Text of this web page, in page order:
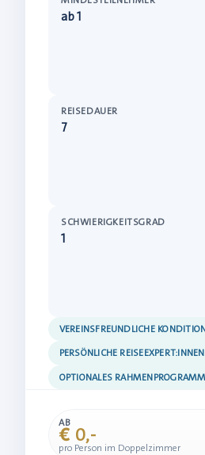
ab 1
REISEDAUER
7
SCHWIERIGKEITSGRAD
1
VEREINSFREUNDLICHE
PERSÖNLICHE REISEEXPERT:INNEN
OPTIONALES RAHMENPROGRAMM
AB
€ 0,-
pro Person im Doppelzimmer